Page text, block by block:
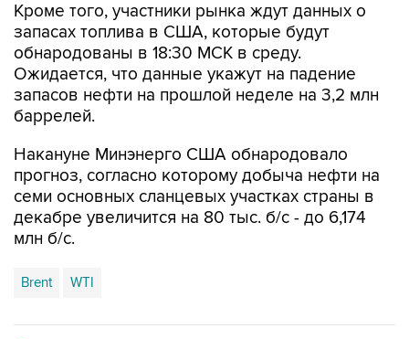
Кроме того, участники рынка ждут данных о
запасах топлива в США, которые будут
обнародованы в 18:30 МСК в среду.
Ожидается, что данные укажут на падение
запасов нефти на прошлой неделе на 3,2 млн
баррелей.
Накануне Минэнерго США обнародовало
прогноз, согласно которому добыча нефти на
семи основных сланцевых участках страны в
декабре увеличится на 80 тыс. б/с - до 6,174
млн б/с.
Brent WTI